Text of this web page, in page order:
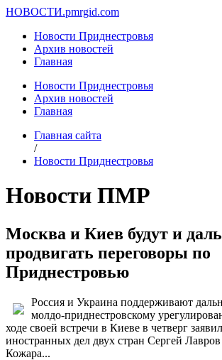
НОВОСТИ.pmrgid.com
Новости Приднестровья
Архив новостей
Главная
Новости Приднестровья
Архив новостей
Главная
Главная сайта
/
Новости Приднестровья
Новости ПМР
Москва и Киев будут и
продвигать переговоры по
Приднестровью
Россия и Украина поддерживают
молдо-приднестровскому
ходе своей встречи в Киеве в четверг
иностранных дел двух стран Сергей
Кожара...